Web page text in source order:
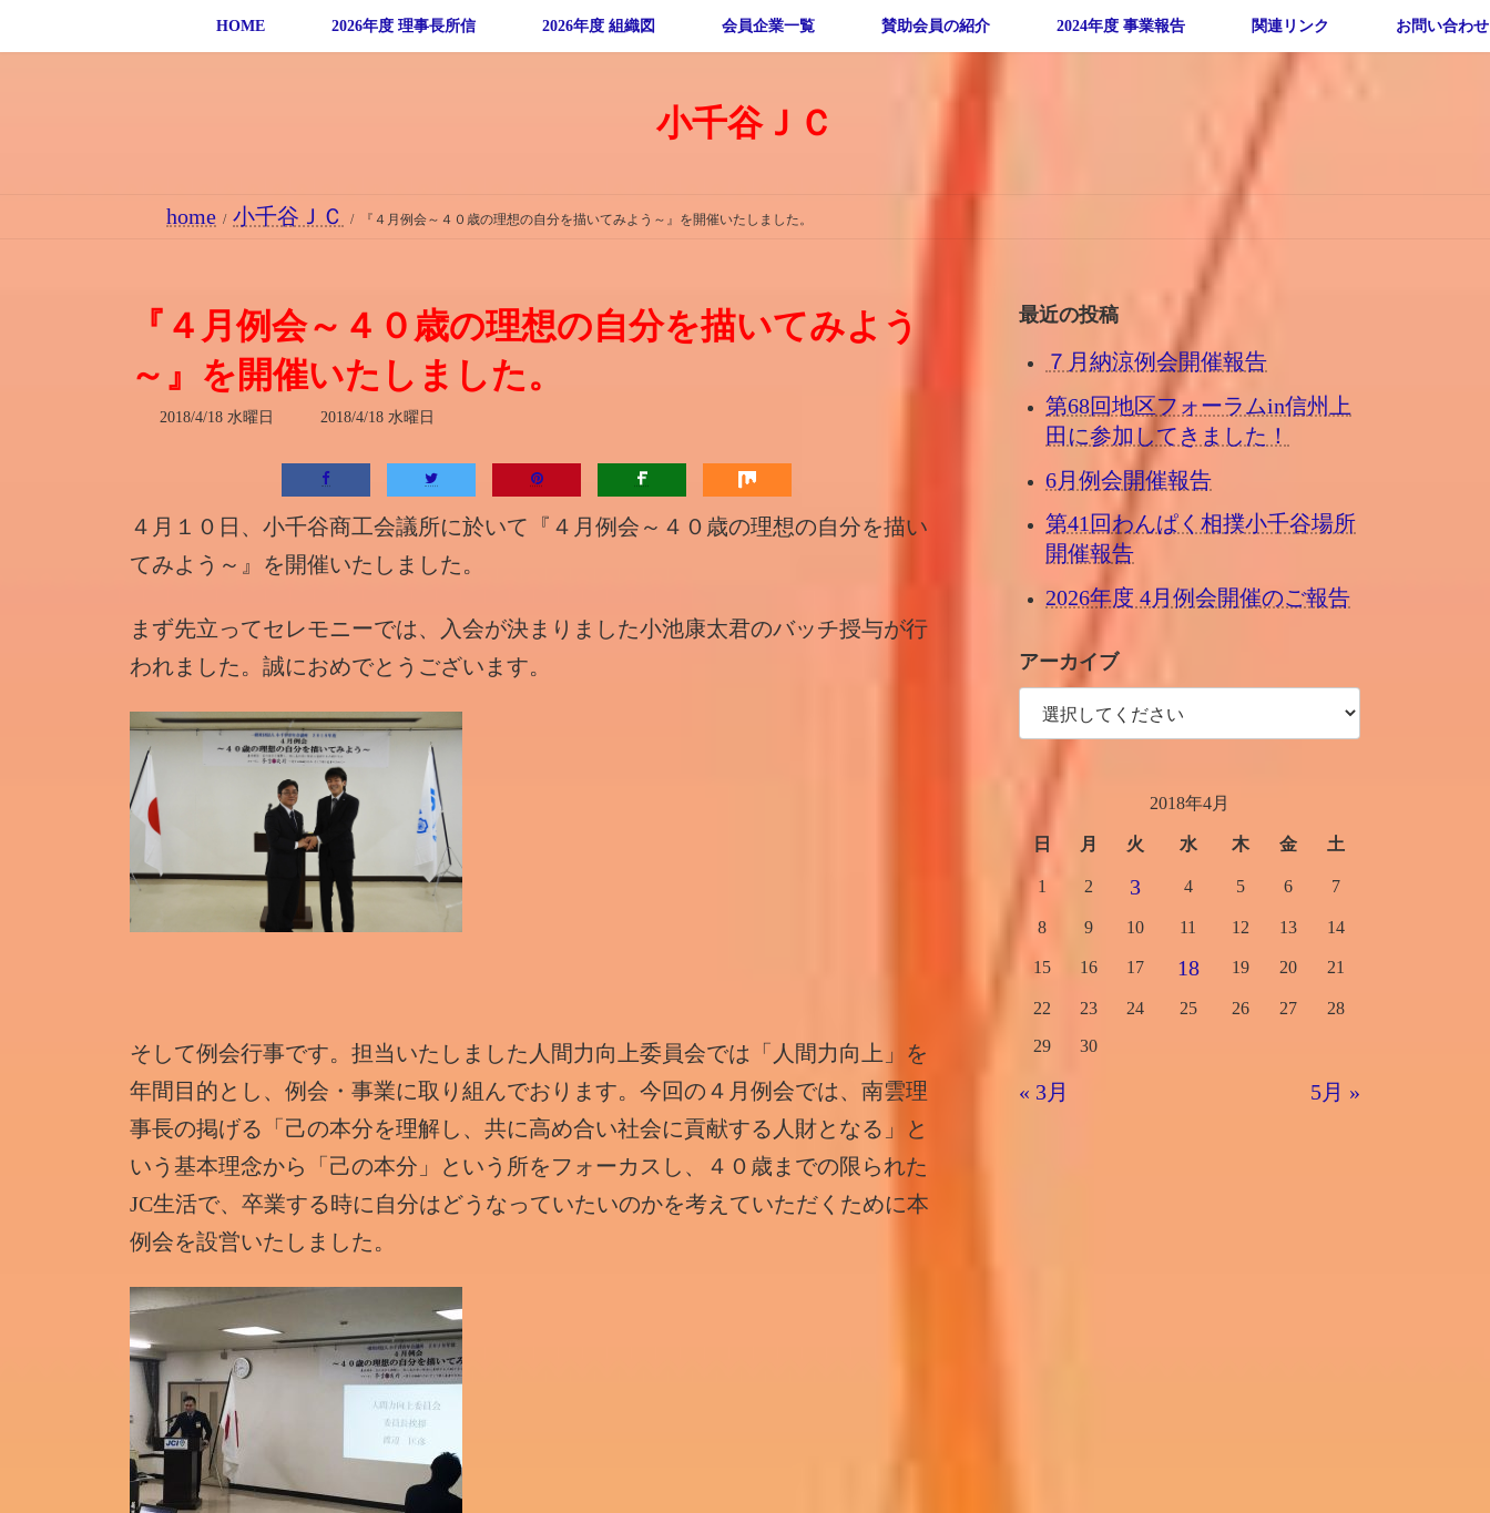
HOME 2026年度 理事長所信 2026年度 組織図 会員企業一覧 賛助会員の紹介 2024年度 事業報告 関連リンク お問い合わせ
小千谷ＪＣ
home 小千谷ＪＣ 『４月例会～４０歳の理想の自分を描いてみよう～』を開催いたしました。
『４月例会～４０歳の理想の自分を描いてみよう
～』を開催いたしました。
2018/4/18 水曜日
最
新
日
時
:
2018/4/18 水曜日
４月１０日、小千谷商工会議所に於いて『４月例会～４０歳の理想の自分を描い
てみよう～』を開催いたしました。
まず先立ってセレモニーでは、入会が決まりました小池康太君のバッチ授与が行
われました。誠におめでとうございます。
そして例会行事です。担当いたしました人間力向上委員会では「人間力向上」を
年間目的とし、例会・事業に取り組んでおります。今回の４月例会では、南雲理
事長の掲げる「己の本分を理解し、共に高め合い社会に貢献する人財となる」と
いう基本理念から「己の本分」という所をフォーカスし、４０歳までの限られた
JC生活で、卒業する時に自分はどうなっていたいのかを考えていただくために本
例会を設営いたしました。
最近の投稿
７月納涼例会開催報告
第68回地区フォーラムin信州上
田に参加してきました！
6月例会開催報告
第41回わんぱく相撲小千谷場所
開催報告
2026年度 4月例会開催のご報告
アーカイブ
2018年4月
日 月 火 水 木 金 土
1 2 3 4 5 6 7
8 9 10 11 12 13 14
15 16 17 18 19 20 21
22 23 24 25 26 27
28
29
30
« 3月 5月 »